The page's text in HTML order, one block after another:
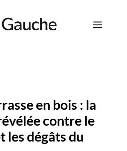
Menu
en bois : la
contre le
les dégâts du